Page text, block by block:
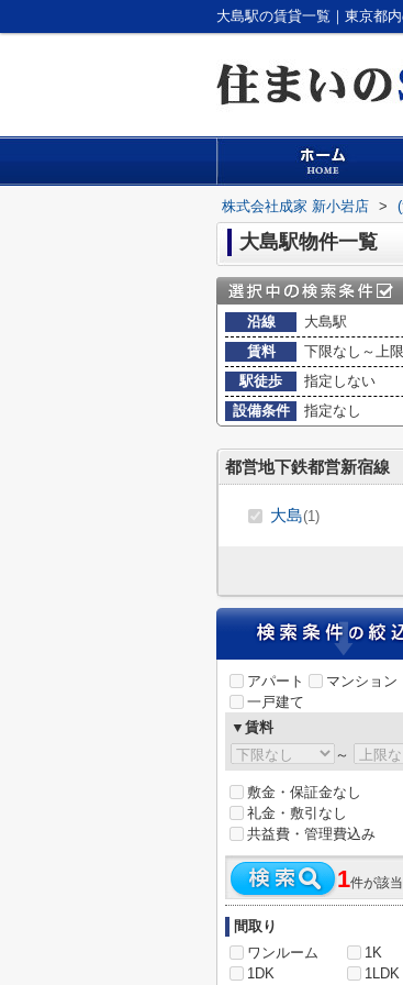
大島駅の賃貸一覧｜東京都
株式会社成家 新小岩店 >
大島駅物件一覧
沿線
大島駅
賃料
下限なし～上
駅徒歩
指定しない
設備条件
指定なし
都営地下鉄都営新宿線
大島(1)
アパート
マンション
一戸建て
▼賃料
～
敷金・保証金なし
礼金・敷引なし
共益費・管理費込み
1件が該当
間取り
ワンルーム
1K
1DK
1LDK